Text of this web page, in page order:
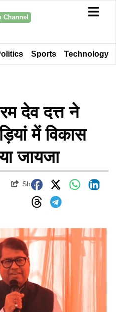
Channel
Sports Technology
देव दत्त ने
में विकास
जायजा
Share